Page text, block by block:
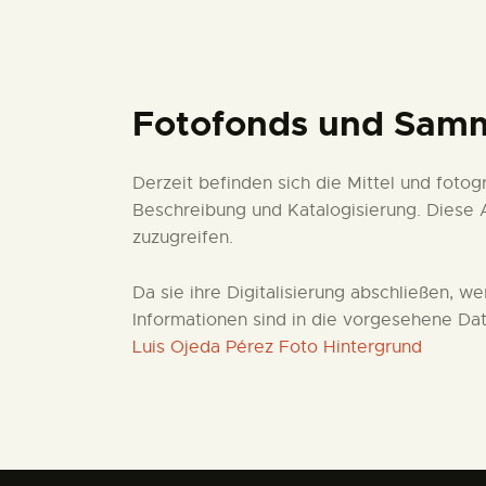
Fotofonds und
Derzeit befinden sich die Mittel und
Beschreibung und Katalogisierung.
zuzugreifen.
Da sie ihre Digitalisierung abschließen,
Informationen sind in die vorgesehene
Luis Ojeda Pérez Foto Hintergrund